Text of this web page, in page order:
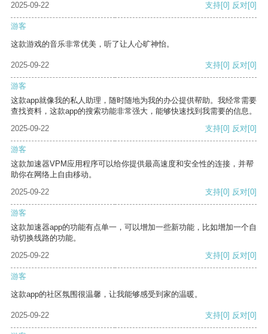
2025-09-22
支持[0] 反对[0]
游客
这款游戏的音乐非常优美，听了让人心旷神怡。
2025-09-22 支持[0] 反对[0]
游客
这款app就像我的私人助理，随时随地为我的办公提供帮助。我经常需要
查找资料，这款app的搜索功能非常强大，能够快速找到我需要的信息。
2025-09-22
支持[0] 反对[0]
游客
这款加速器VPM应用程序可以给你提供最高速度和安全性的连接，并帮
助你在网络上自由移动。
2025-09-22
支持[0] 反对[0]
游客
这款加速器app的功能有点单一，可以增加一些新功能，比如增加一个自
动切换线路的功能。
2025-09-22
支持[0] 反对[0]
游客
这款app的社区氛围很温馨，让我能够感受到家的温暖。
2025-09-22 支持[0] 反对[0]